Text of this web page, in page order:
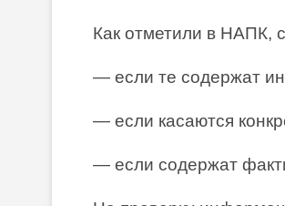
Как отметили в НАПК,
— если те содержат
— если касаются
— если содержат